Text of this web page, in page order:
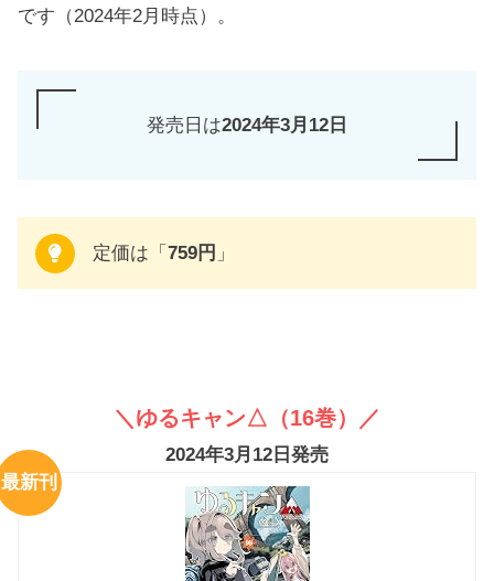
です（2024年2月時点）。
発売日は2024年3月12日
定価は「 759円 」
＼ゆるキャン△（16巻）／
2024年3月12日発売
最新刊